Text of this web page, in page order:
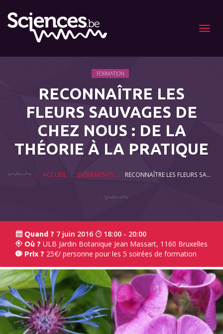
Menu
FORMATION
RECONNAÎTRE LES
FLEURS SAUVAGES DE
CHEZ NOUS : DE LA
THÉORIE À LA PRATIQUE
ACCUEIL EVÉNEMENTS RECONNAÎTRE LES FLEURS SAUVAGES DE CHEZ NOUS : DE LA THÉORIE À LA PRATIQUE
Quand ? 7 juin 2016 18:00 - 20:00
Où ? ULB Jardin Botanique Jean Massart, 1160 Bruxelles
Prix ? 25€/ personne pour les 5 soirées de formation